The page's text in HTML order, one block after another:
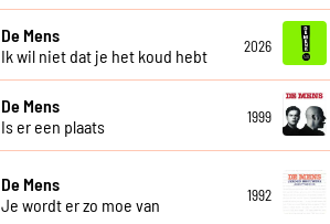
De Mens
Ik wil niet dat je het koud hebt
2026
De Mens
Is er een plaats
1999
De Mens
Je wordt er zo moe van
1992